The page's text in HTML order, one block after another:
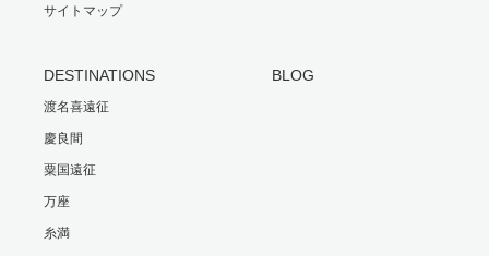
サイトマップ
DESTINATIONS
渡名喜遠征
慶良間
粟国遠征
万座
糸満
BLOG